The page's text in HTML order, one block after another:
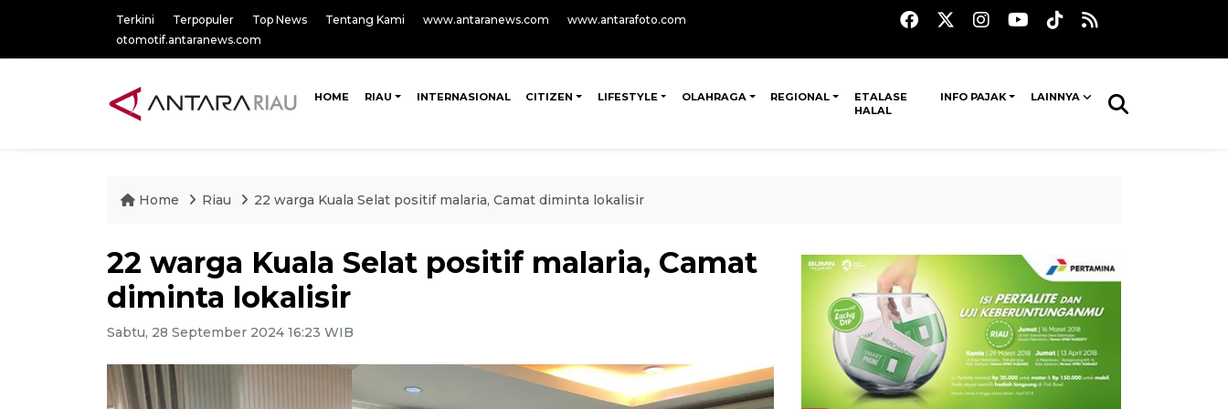
Terkini Terpopuler Top News Tentang Kami www.antaranews.com
www.antarafoto.com
otomotif.antaranews.com
HOME RIAU INTERNASIONAL CITIZEN LIFESTYLE OLAHRAGA REGIONAL
ETALASE
HALAL
INFO PAJAK LAINNYA
Home Riau 22 warga Kuala Selat positif malaria, Camat diminta lokalisir
22 warga Kuala Selat positif malaria, Camat
diminta lokalisir
Sabtu, 28 September 2024 16:23 WIB